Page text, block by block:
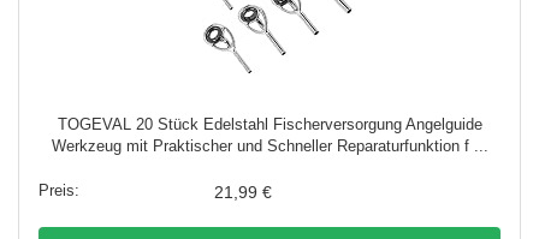
TOGEVAL 20 Stück Edelstahl Fischerversorgung Angelguide
Werkzeug mit Praktischer und Schneller Reparaturfunktion f ...
21,99 €